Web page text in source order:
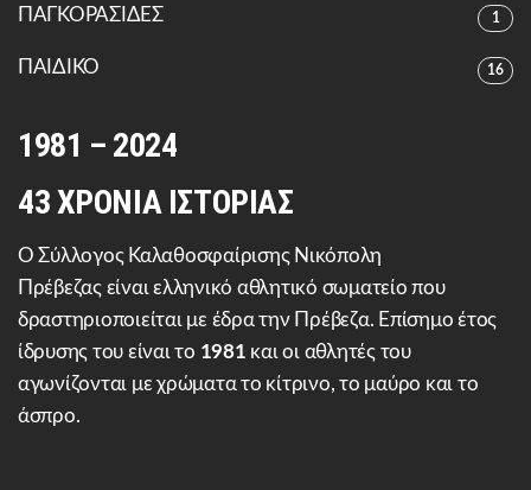
ΠΑΓΚΟΡΑΣΙΔΕΣ 1
ΠΑΙΔΙΚΟ 16
1981 – 2024
43 ΧΡΟΝΙΑ ΙΣΤΟΡΙΑΣ
Ο Σύλλογος Καλαθοσφαίρισης Νικόπολη
Πρέβεζας είναι ελληνικό αθλητικό σωματείο που
δραστηριοποιείται με έδρα την Πρέβεζα. Επίσημο έτος
ίδρυσης του είναι το 1981 και οι αθλητές του
αγωνίζονται με χρώματα το κίτρινο, το μαύρο και το
άσπρο.